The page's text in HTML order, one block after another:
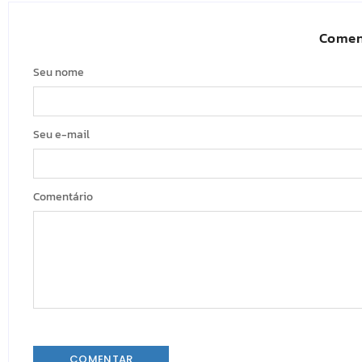
Seu nome
Seu e-mail
Comentário